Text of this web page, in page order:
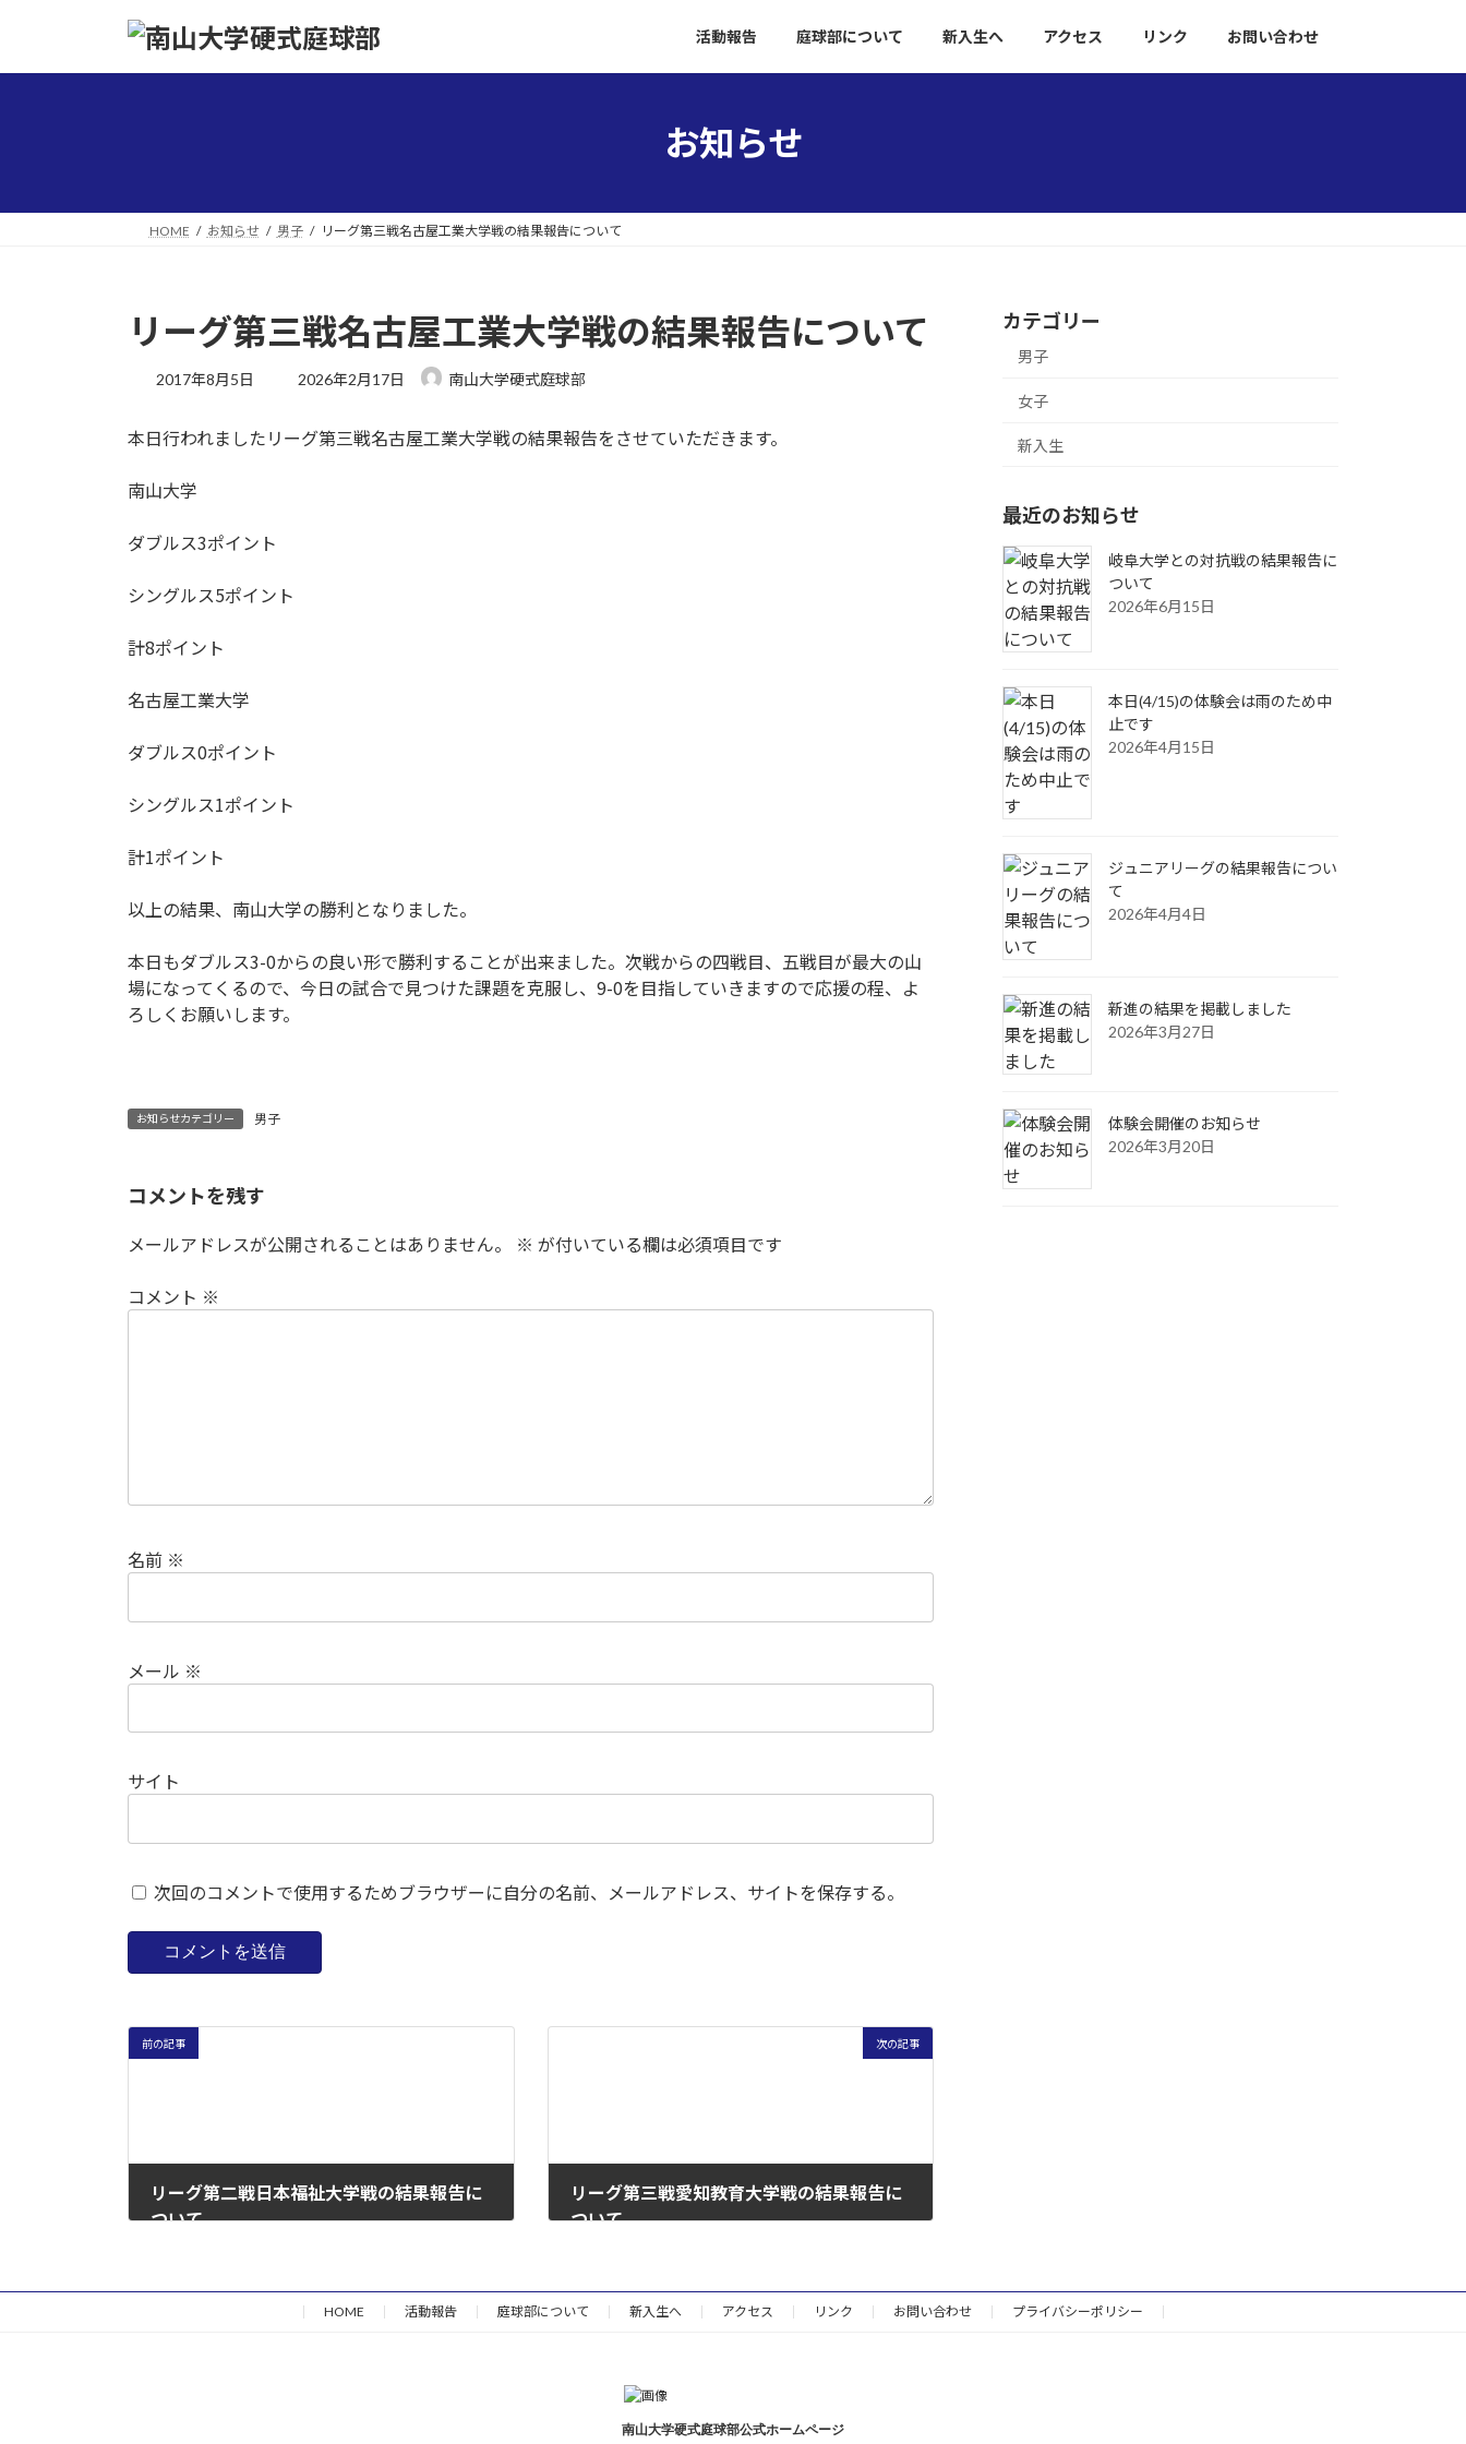
活動報告 庭球部について 新入生へ アクセス リンク お問い合わせ
お知らせ
HOME お知らせ 男子 リーグ第三戦名古屋工業大学戦の結果報告について
リーグ第三戦名古屋工業大学戦の結果報告について
2017年8月5日
最
新
2026年2月17日 南山大学硬式庭球部
本日行われましたリーグ第三戦名古屋工業大学戦の結果報告をさせていただきます。
南山大学
ダブルス3ポイント
シングルス5ポイント
計8ポイント
名古屋工業大学
ダブルス0ポイント
シングルス1ポイント
計1ポイント
以上の結果、南山大学の勝利となりました。
本日もダブルス3-0からの良い形で勝利することが出来ました。次戦からの四戦目、五戦目が最大の山
場になってくるので、今日の試合で見つけた課題を克服し、9-0を目指していきますので応援の程、よ
ろしくお願いします。
お知らせカテゴリー 男子
コメントを残す
メールアドレスが公開されることはありません。 ※ が付いている欄は必須項目です
コメント ※
名前 ※
メール ※
サイト
次回のコメントで使用するためブラウザーに自分の名前、メールアドレス、サイトを保存する。
前の記事
リーグ第二戦日本福祉大学戦の結果報告に
ついて
次の記事
リーグ第三戦愛知教育大学戦の結果報告に
ついて
カテゴリー
男子
女子
新入生
最近のお知らせ
岐阜大学との対抗戦の結果報告に
ついて
2026年6月15日
本日(4/15)の体験会は雨のため中
止です
2026年4月15日
ジュニアリーグの結果報告につい
て
2026年4月4日
新進の結果を掲載しました
2026年3月27日
体験会開催のお知らせ
2026年3月20日
HOME 活動報告 庭球部について 新入生へ アクセス リンク お問い合わせ プライバシーポリシー
南山大学硬式庭球部公式ホームページ